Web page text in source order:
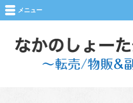
メニュー